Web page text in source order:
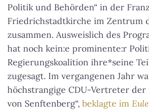
Politik und Behörden“ in der
Friedrichstadtkirche im Zentrum
zusammen. Ausweislich des
hat noch kein:e prominente:r
Regierungskoalition ihre*seine
zugesagt. Im vergangenen Jahr
höchstrangige CDU-Vertreter
von Senftenberg“, beklagte im Eule